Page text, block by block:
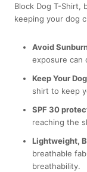
Block Dog T-Shirt,
keeping your dog
Avoid
exposure can
Keep Your
shirt to keep
SPF 30
reaching the
Lightweight,
breathable
breathability.